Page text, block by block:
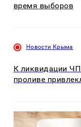
время выборов
Новости Крыма
К ликвидации
проливе